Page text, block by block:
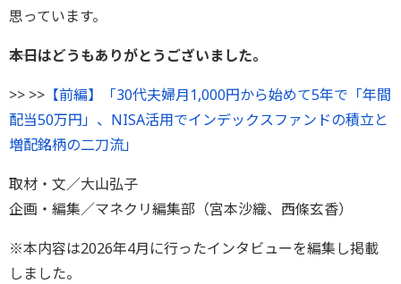
思っています。‎
――本日はどうもありがとうございました。
>> >> 【前編】「30代夫婦月1,000円から始めて5年で「年間
配当50万円」、NISA活用でインデックスファンドの積立と
増配銘柄の二刀流」
取材・文／大山弘子
企画・編集／マネクリ編集部（宮本沙織、西條玄香）
※本内容は2026年4月に行ったインタビューを編集し掲載
しました。